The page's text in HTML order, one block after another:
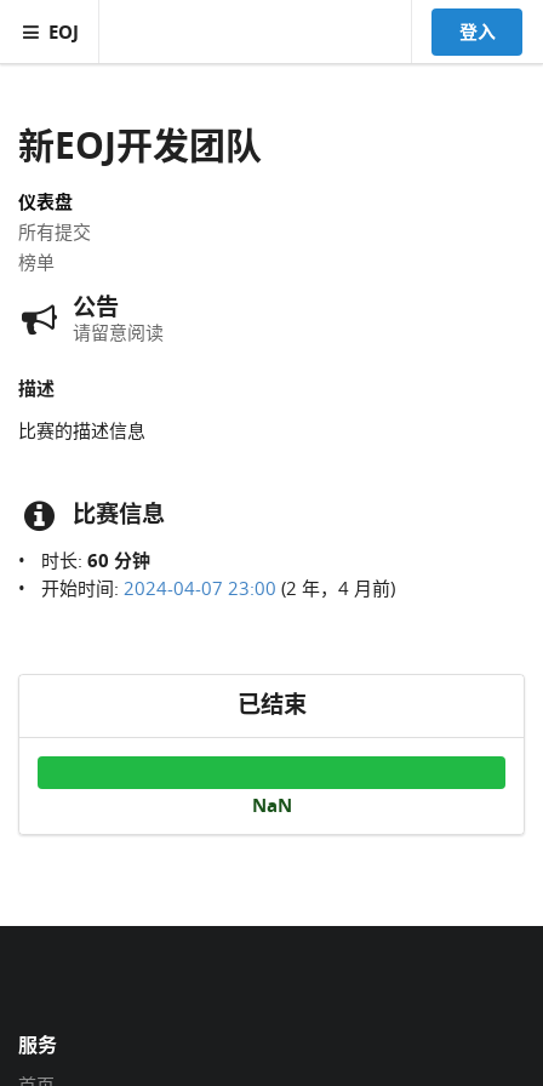
EOJ 登入
新EOJ开发团队
仪表盘
所有提交
榜单
公告
请留意阅读
描述
比赛的描述信息
比赛信息
时长: 60 分钟
开始时间: 2024-04-07 23:00 (2 年，4 月前)
已结束
NaN
服务